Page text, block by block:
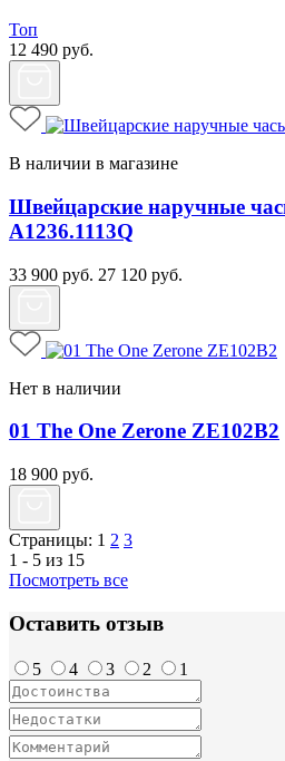
Топ
12 490 руб.
В наличии в магазине
Швейцарские наручные
A1236.1113Q
33 900 руб. 27 120 руб.
Нет в наличии
01 The One Zerone ZE102B2
18 900 руб.
Страницы: 1 2 3
1 - 5 из 15
Посмотреть все
Оставить отзыв
5 4 3 2 1